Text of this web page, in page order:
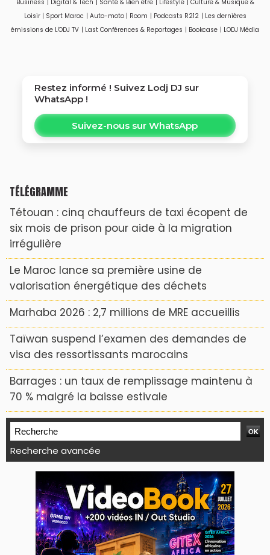
femmes
Business | Digital & Tech | Santé & Bien être | Lifestyle | Culture & Musique &
Loisir | Sport Maroc | Auto-moto | Room | Podcasts R212 | Les dernières
émissions de L'ODJ TV | Last Conférences & Reportages | Bookcase | LODJ Média
Restez informé ! Suivez Lodj DJ sur
WhatsApp !
Suivez-nous sur WhatsApp
TÉLÉGRAMME
Tétouan : cinq chauffeurs de taxi écopent de
six mois de prison pour aide à la migration
irrégulière
Le Maroc lance sa première usine de
valorisation énergétique des déchets
Marhaba 2026 : 2,7 millions de MRE accueillis
Taïwan suspend l’examen des demandes de
visa des ressortissants marocains
Barrages : un taux de remplissage maintenu à
70 % malgré la baisse estivale
Recherche avancée